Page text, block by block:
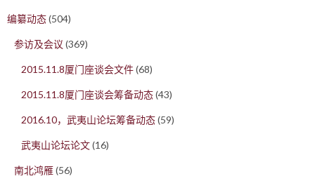
编纂动态(504)
参访及会议 (369)
2015.11.8厦门座谈会文件(68)
2015.11.8厦门座谈会筹备动态(43)
2016.10，武夷山论坛筹备动态(59)
武夷山论坛论文(16)
南北鸿雁(56)